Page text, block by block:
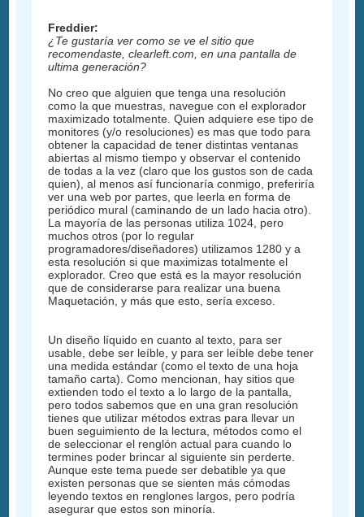
Freddier:
¿Te gustaría ver como se ve el sitio que
recomendaste, clearleft.com, en una pantalla de
ultima generación?
No creo que alguien que tenga una resolución
como la que muestras, navegue con el explorador
maximizado totalmente. Quien adquiere ese tipo de
monitores (y/o resoluciones) es mas que todo para
obtener la capacidad de tener distintas ventanas
abiertas al mismo tiempo y observar el contenido
de todas a la vez (claro que los gustos son de cada
quien), al menos así funcionaría conmigo, preferiría
ver una web por partes, que leerla en forma de
periódico mural (caminando de un lado hacia otro).
La mayoría de las personas utiliza 1024, pero
muchos otros (por lo regular
programadores/diseñadores) utilizamos 1280 y a
esta resolución si que maximizas totalmente el
explorador. Creo que está es la mayor resolución
que de considerarse para realizar una buena
Maquetación, y más que esto, sería exceso.
Un diseño líquido en cuanto al texto, para ser
usable, debe ser leíble, y para ser leíble debe tener
una medida estándar (como el texto de una hoja
tamaño carta). Como mencionan, hay sitios que
extienden todo el texto a lo largo de la pantalla,
pero todos sabemos que en una gran resolución
tienes que utilizar métodos extras para llevar un
buen seguimiento de la lectura, métodos como el
de seleccionar el renglón actual para cuando lo
termines poder brincar al siguiente sin perderte.
Aunque este tema puede ser debatible ya que
existen personas que se sienten más cómodas
leyendo textos en renglones largos, pero podría
asegurar que estos son minoría.